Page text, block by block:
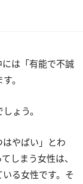
は「有能で不誠
。
ょう。
やばい」とわ
しまう女性は、
いる女性です。そ